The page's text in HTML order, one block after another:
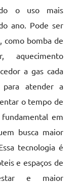
o uso mais
ano. Pode ser
como bomba de
a gas cada
para atender a
o tempo de
em
busca maior
tecnologia é
e espaços de
estar e maior